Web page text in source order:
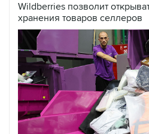
Wildberries позволит
хранения товаров селлеров